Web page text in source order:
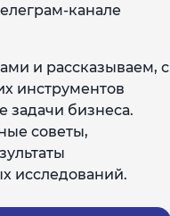
канале
и рассказываем, с
инструментов
задачи бизнеса.
советы,
исследований.